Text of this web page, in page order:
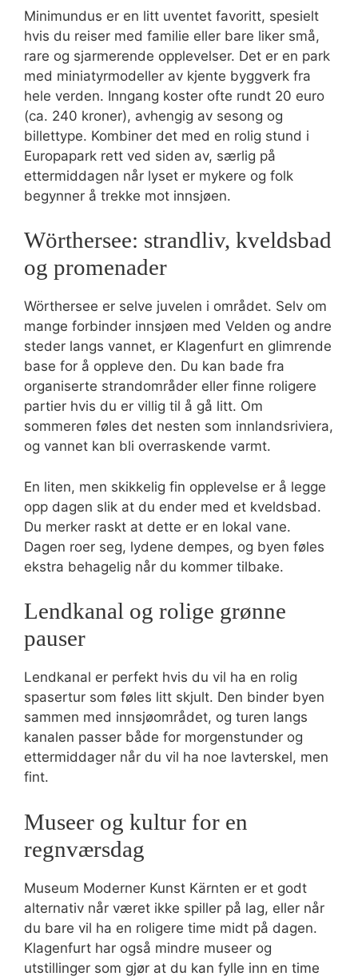
Minimundus er en litt uventet favoritt, spesielt
hvis du reiser med familie eller bare liker små,
rare og sjarmerende opplevelser. Det er en park
med miniatyrmodeller av kjente byggverk fra
hele verden. Inngang koster ofte rundt 20 euro
(ca. 240 kroner), avhengig av sesong og
billettype. Kombiner det med en rolig stund i
Europapark rett ved siden av, særlig på
ettermiddagen når lyset er mykere og folk
begynner å trekke mot innsjøen.
Wörthersee: strandliv, kveldsbad
og promenader
Wörthersee er selve juvelen i området. Selv om
mange forbinder innsjøen med Velden og andre
steder langs vannet, er Klagenfurt en glimrende
base for å oppleve den. Du kan bade fra
organiserte strandområder eller finne roligere
partier hvis du er villig til å gå litt. Om
sommeren føles det nesten som innlandsriviera,
og vannet kan bli overraskende varmt.
En liten, men skikkelig fin opplevelse er å legge
opp dagen slik at du ender med et kveldsbad.
Du merker raskt at dette er en lokal vane.
Dagen roer seg, lydene dempes, og byen føles
ekstra behagelig når du kommer tilbake.
Lendkanal og rolige grønne
pauser
Lendkanal er perfekt hvis du vil ha en rolig
spasertur som føles litt skjult. Den binder byen
sammen med innsjøområdet, og turen langs
kanalen passer både for morgenstunder og
ettermiddager når du vil ha noe lavterskel, men
fint.
Museer og kultur for en
regnværsdag
Museum Moderner Kunst Kärnten er et godt
alternativ når været ikke spiller på lag, eller når
du bare vil ha en roligere time midt på dagen.
Klagenfurt har også mindre museer og
utstillinger som gjør at du kan fylle inn en time